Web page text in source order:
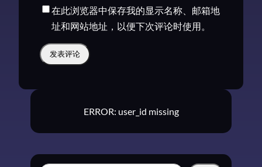
在此浏览器中保存我的显示名称、邮箱地
址和网站地址，以便下次评论时使用。
ERROR: user_id missing